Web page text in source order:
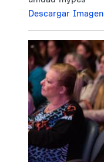
Descargar Imagen